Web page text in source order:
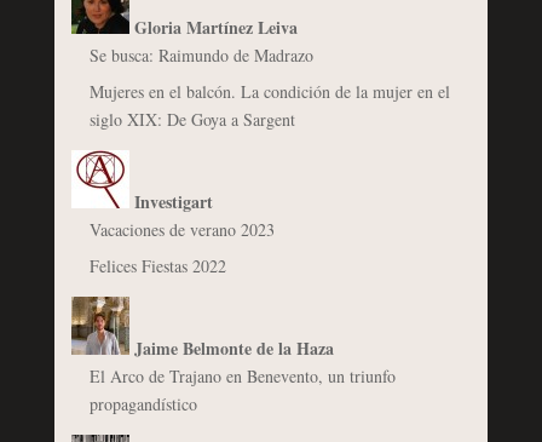
Gloria Martínez Leiva
Se busca: Raimundo de Madrazo
Mujeres en el balcón. La condición de la mujer en el
siglo XIX: De Goya a Sargent
Investigart
Vacaciones de verano 2023
Felices Fiestas 2022
Jaime Belmonte de la Haza
El Arco de Trajano en Benevento, un triunfo
propagandístico